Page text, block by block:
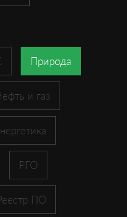
Природа
и газ
РГО
ПО